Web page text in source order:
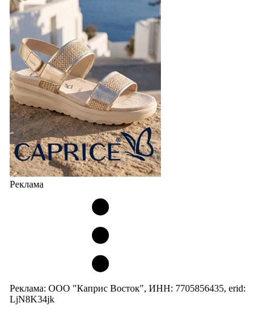
Реклама
Реклама: ООО "Каприс Восток", ИНН: 7705856435, erid:
LjN8K34jk